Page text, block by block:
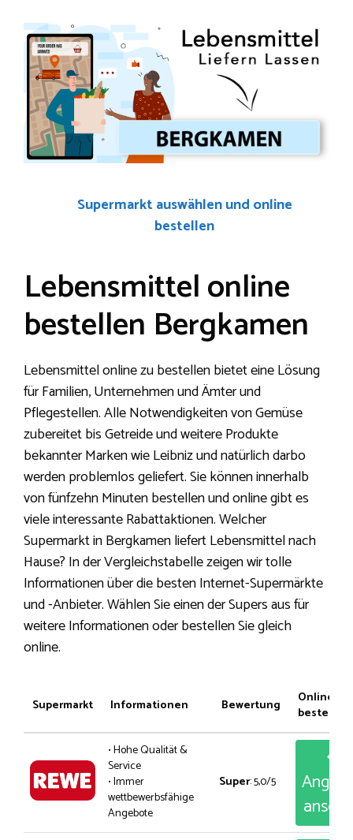
Supermarkt auswählen und online
bestellen
Lebensmittel online
bestellen Bergkamen
Lebensmittel online zu bestellen bietet eine Lösung
für Familien, Unternehmen und Ämter und
Pflegestellen. Alle Notwendigkeiten von Gemüse
zubereitet bis Getreide und weitere Produkte
bekannter Marken wie Leibniz und natürlich darbo
werden problemlos geliefert. Sie können innerhalb
von fünfzehn Minuten bestellen und online gibt es
viele interessante Rabattaktionen. Welcher
Supermarkt in Bergkamen liefert Lebensmittel nach
Hause? In der Vergleichstabelle zeigen wir tolle
Informationen über die besten Internet-Supermärkte
und -Anbieter. Wählen Sie einen der Supers aus für
weitere Informationen oder bestellen Sie gleich
online.
Supermarkt Informationen Bewertung
Online
bestellen
• Hohe Qualität &
Service
• Immer
wettbewerbsfähige
Angebote
Super: 5,0/5